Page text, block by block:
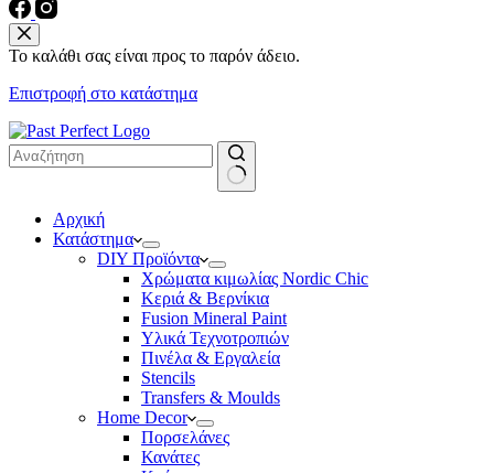
Το καλάθι σας είναι προς το παρόν άδειο.
Επιστροφή στο κατάστημα
results
Αρχική
Κατάστημα
DIY Προϊόντα
Χρώματα κιμωλίας Nordic Chic
Κεριά & Βερνίκια
Fusion Mineral Paint
Υλικά Τεχνοτροπιών
Πινέλα & Εργαλεία
Stencils
Transfers & Moulds
Home Decor
Πορσελάνες
Κανάτες